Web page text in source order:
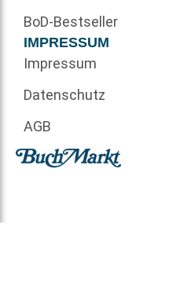
BoD-Bestseller
IMPRESSUM
Impressum
Datenschutz
AGB